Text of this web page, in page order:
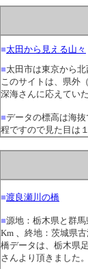
■太田から見える山々
■太田市は東京から北
このサイトは、県外
深海さんに応えてい
■データの標高は海
程ですので見た目は
■渡良瀬川の橋
■源地： 栃木県と群
Km 、 終地：茨城県古
橋データは、栃木県
さんより頂きました。